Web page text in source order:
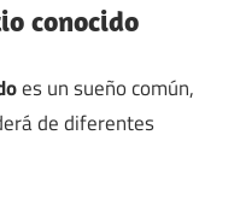
conocido
es un sueño común,
de diferentes